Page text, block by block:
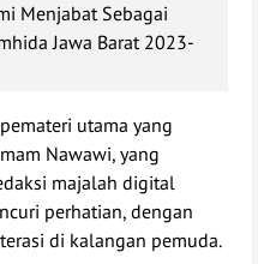
Menjabat Sebagai
Jawa Barat 2023-
utama yang
Nawawi, yang
majalah digital
perhatian, dengan
di kalangan pemuda.